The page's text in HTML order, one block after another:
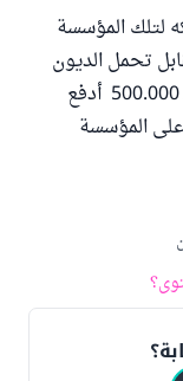
لتلك المؤسسة
تحمل الديون
فقط ، كأن يقول : أشتري منكم المؤسسة بـ 500.000 أدفع
على المؤسسة